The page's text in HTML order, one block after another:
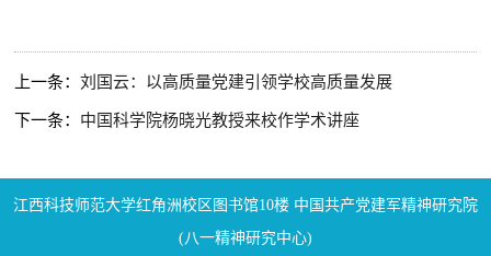
上一条：刘国云：以高质量党建引领学校高质量发展
下一条： 中国科学院杨晓光教授来校作学术讲座
江西科技师范大学红角洲校区图书馆10楼 中国共产党建军精神研究院
(八一精神研究中心)